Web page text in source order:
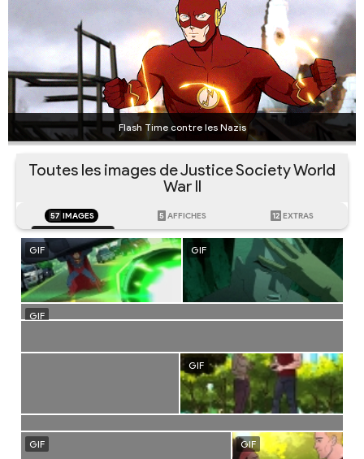
Flash Time contre les Nazis
Toutes les images de Justice Society World
War II
57 IMAGES 5 AFFICHES 12 EXTRAS